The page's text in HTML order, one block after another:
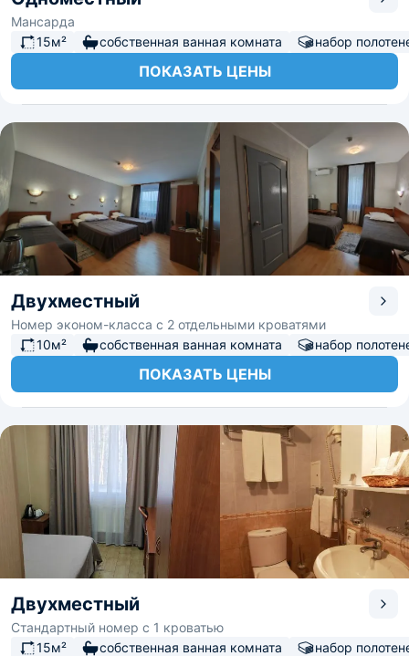
Мансарда
15м²
собственная ванная комната набор
ПОКАЗАТЬ ЦЕНЫ
Двухместный
Номер эконом-класса с 2 отдельными кроватями
10м²
собственная ванная комната набор
ПОКАЗАТЬ ЦЕНЫ
Двухместный
Стандартный номер с 1 кроватью
15м²
собственная ванная комната набор